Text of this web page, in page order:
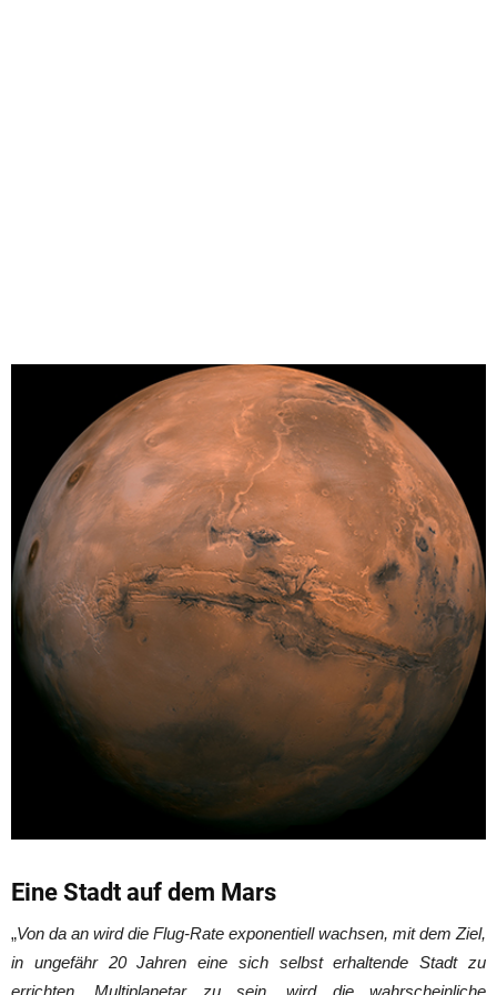
Eine Stadt auf dem Mars
„Von da an wird die Flug-Rate exponentiell wachsen, mit dem Ziel,
in ungefähr 20 Jahren eine sich selbst erhaltende Stadt zu
errichten. Multiplanetar zu sein, wird die wahrscheinliche